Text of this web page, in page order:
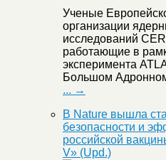
Ученые
организации
исследований
работающие в
эксперимента
Большом
... →
В Nature вышла
безопасности и
российской
V» (Upd.)